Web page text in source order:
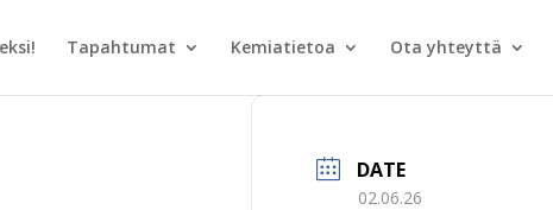
Tapahtumat Kemiatietoa Ota yhteyttä
DATE
02.06.26